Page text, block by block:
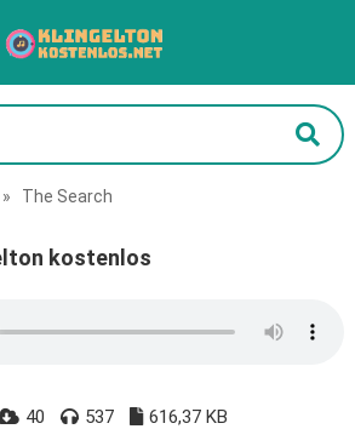
» The Search
kostenlos
40 537 616,37 KB